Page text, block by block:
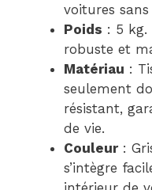
voitures sans
Poids : 5 kg.
robuste et
Matériau :
seulement
résistant,
de vie.
Couleur:
s’intègre